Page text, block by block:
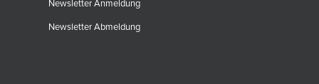
Newsletter Anmeldung
Newsletter Abmeldung